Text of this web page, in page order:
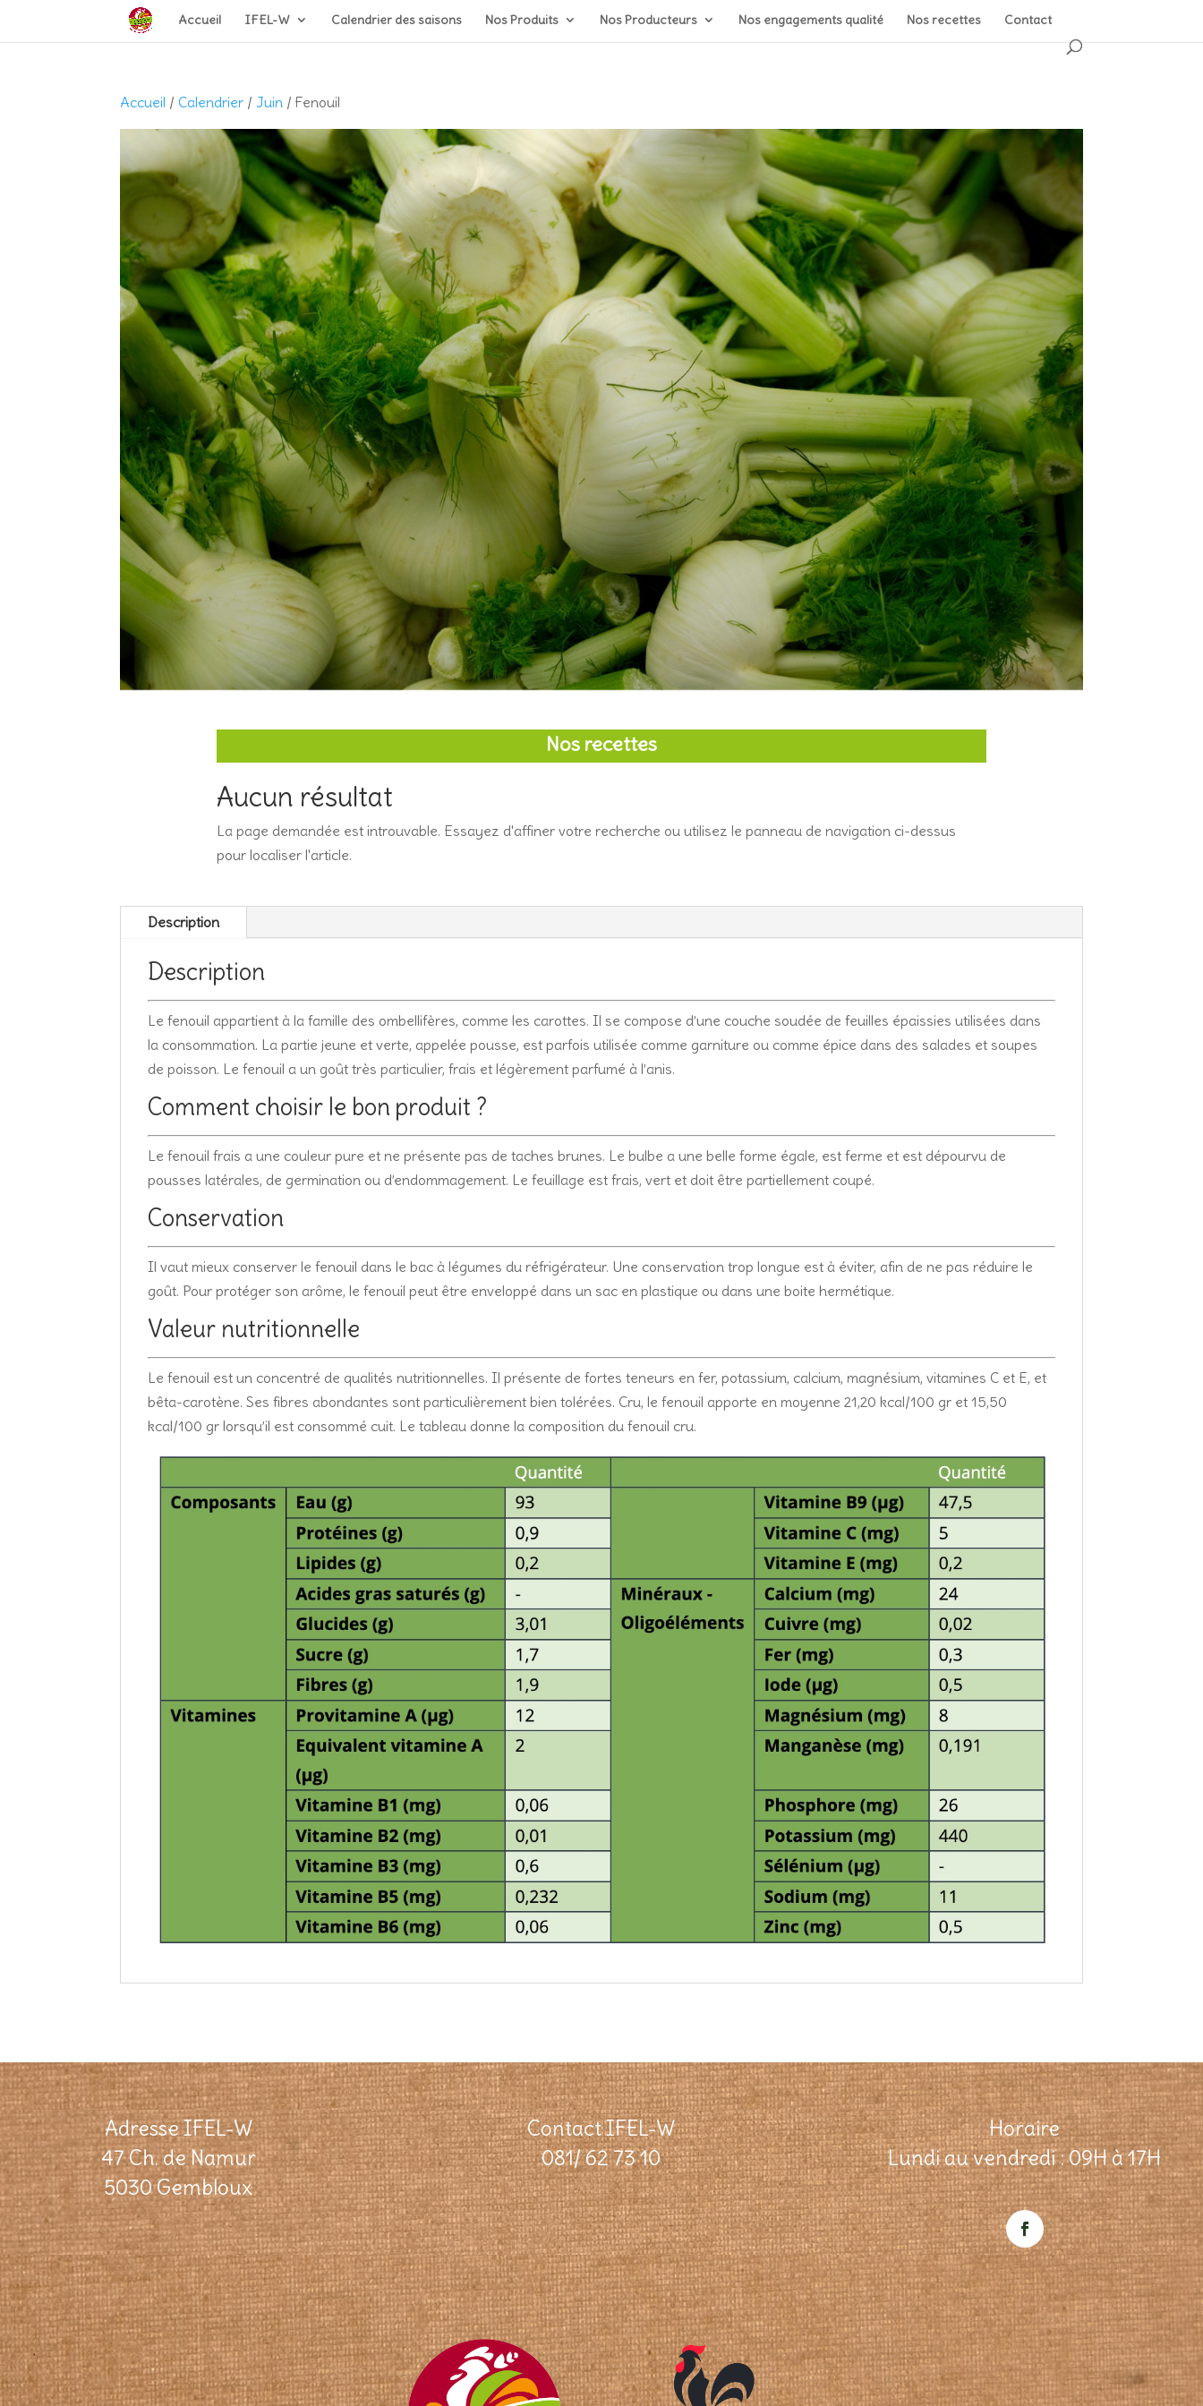
Accueil IFEL-W Calendrier des saisons Nos Produits Nos Producteurs Nos engagements qualité Nos recettes Contact
Recherche
de
produits
Accueil /Calendrier / Juin / Fenouil
Nos recettes
Aucun résultat
La page demandée est introuvable. Essayez d'affiner votre recherche ou utilisez le panneau de navigation ci-dessus
pour localiser l'article.
Description
Description
Le fenouil appartient à la famille des ombellifères, comme les carottes. Il se compose d’une couche soudée de feuilles épaissies utilisées dans
la consommation. La partie jeune et verte, appelée pousse, est parfois utilisée comme garniture ou comme épice dans des salades et soupes
de poisson. Le fenouil a un goût très particulier, frais et légèrement parfumé à l’anis.
Comment choisir le bon produit ?
Le fenouil frais a une couleur pure et ne présente pas de taches brunes. Le bulbe a une belle forme égale, est ferme et est dépourvu de
pousses latérales, de germination ou d’endommagement. Le feuillage est frais, vert et doit être partiellement coupé.
Conservation
Il vaut mieux conserver le fenouil dans le bac à légumes du réfrigérateur. Une conservation trop longue est à éviter, afin de ne pas réduire le
goût. Pour protéger son arôme, le fenouil peut être enveloppé dans un sac en plastique ou dans une boite hermétique.
Valeur nutritionnelle
Le fenouil est un concentré de qualités nutritionnelles. Il présente de fortes teneurs en fer, potassium, calcium, magnésium, vitamines C et E, et
bêta-carotène. Ses fibres abondantes sont particulièrement bien tolérées. Cru, le fenouil apporte en moyenne 21,20 kcal/100 gr et 15,50
kcal/100 gr lorsqu’il est consommé cuit. Le tableau donne la composition du fenouil cru.
Adresse IFEL-W
47 Ch. de Namur
5030 Gembloux
Contact IFEL-W
081/ 62 73 10
Horaire
Lundi au vendredi : 09H à 17H